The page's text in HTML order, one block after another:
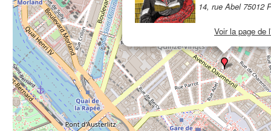
14, rue Abel 75012
Voir la page de